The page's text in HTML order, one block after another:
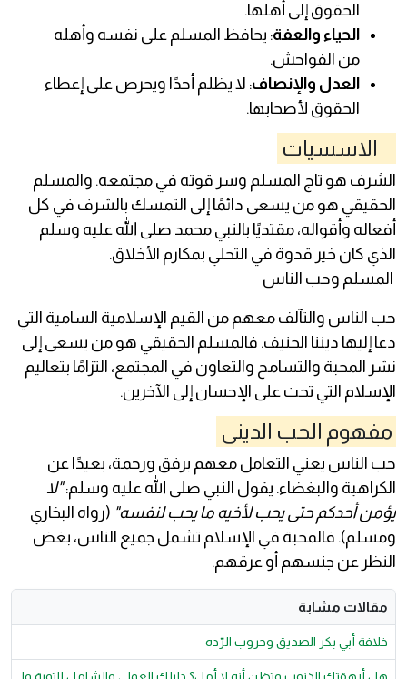
الحقوق إلى أهلها.
الحياء والعفة: يحافظ المسلم على نفسه وأهله
من الفواحش.
العدل والإنصاف: لا يظلم أحدًا ويحرص على إعطاء
الحقوق لأصحابها.
الاسسيات
الشرف هو تاج المسلم وسر قوته في مجتمعه. والمسلم
الحقيقي هو من يسعى دائمًا إلى التمسك بالشرف في كل
أفعاله وأقواله، مقتديًا بالنبي محمد صلى الله عليه وسلم
الذي كان خير قدوة في التحلي بمكارم الأخلاق.
المسلم وحب الناس
حب الناس والتآلف معهم من القيم الإسلامية السامية التي
دعا إليها ديننا الحنيف. فالمسلم الحقيقي هو من يسعى إلى
نشر المحبة والتسامح والتعاون في المجتمع، التزامًا بتعاليم
الإسلام التي تحث على الإحسان إلى الآخرين.
مفھوم الحب الدينى
حب الناس يعني التعامل معهم برفق ورحمة، بعيدًا عن
الكراهية والبغضاء. يقول النبي صلى الله عليه وسلم:"لا
يؤمن أحدكم حتى يحب لأخيه ما يحب لنفسه" (رواه البخاري
ومسلم). فالمحبة في الإسلام تشمل جميع الناس، بغض
النظر عن جنسهم أو عرقهم.
مقالات مشابة
خلافة أبي بكر الصديق وحروب الرّده